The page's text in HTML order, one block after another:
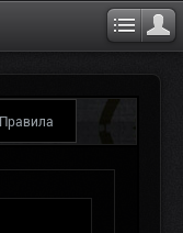
Правила